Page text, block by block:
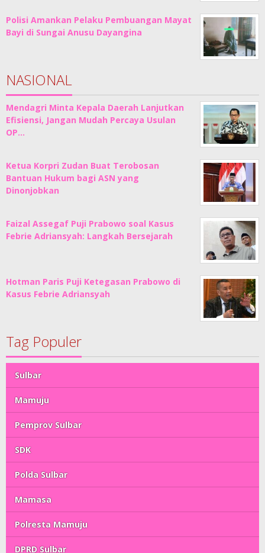
Polisi Amankan Pelaku Pembuangan Mayat
Bayi di Sungai Anusu Dayangina
NASIONAL
Mendagri Minta Kepala Daerah Lanjutkan
Efisiensi, Jangan Mudah Percaya Usulan
OP…
Ketua Korpri Zudan Buat Terobosan
Bantuan Hukum bagi ASN yang
Dinonjobkan
Faizal Assegaf Puji Prabowo soal Kasus
Febrie Adriansyah: Langkah Bersejarah
Hotman Paris Puji Ketegasan Prabowo di
Kasus Febrie Adriansyah
Tag Populer
Sulbar
Mamuju
Pemprov Sulbar
SDK
Polda Sulbar
Mamasa
Polresta Mamuju
DPRD Sulbar